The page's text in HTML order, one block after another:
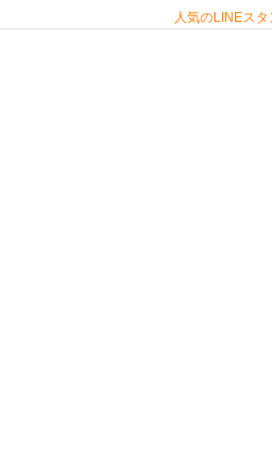
人気のLINEス